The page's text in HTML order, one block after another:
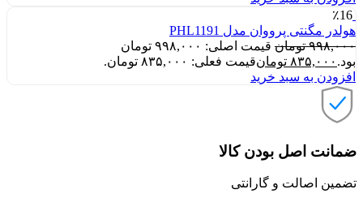
٪16
هولدر مگنتی پرووان مدل PHL1191
۹۹۸,۰۰۰ تومان
قیمت اصلی: ۹۹۸,۰۰۰ تومان
بود. ۸۳۵,۰۰۰ تومانقیمت فعلی: ۸۳۵,۰۰۰ تومان.
افزودن به سبد خرید
ضمانت اصل بودن کالا
تضمین اصالت و گارانتی